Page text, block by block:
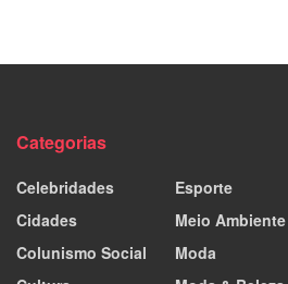
Categorias
Celebridades
Cidades
Colunismo Social
Esporte
Meio Ambiente
Moda